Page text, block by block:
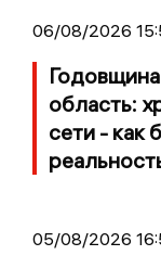
06/08/2026
область:
сети - как
05/08/2026